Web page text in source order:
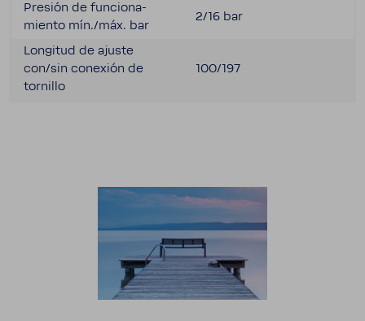
Presión de funcio­na­
miento mín./máx. bar
2/16 bar
Longitud de ajuste
con/sin cone­xión de
tornillo
100/197